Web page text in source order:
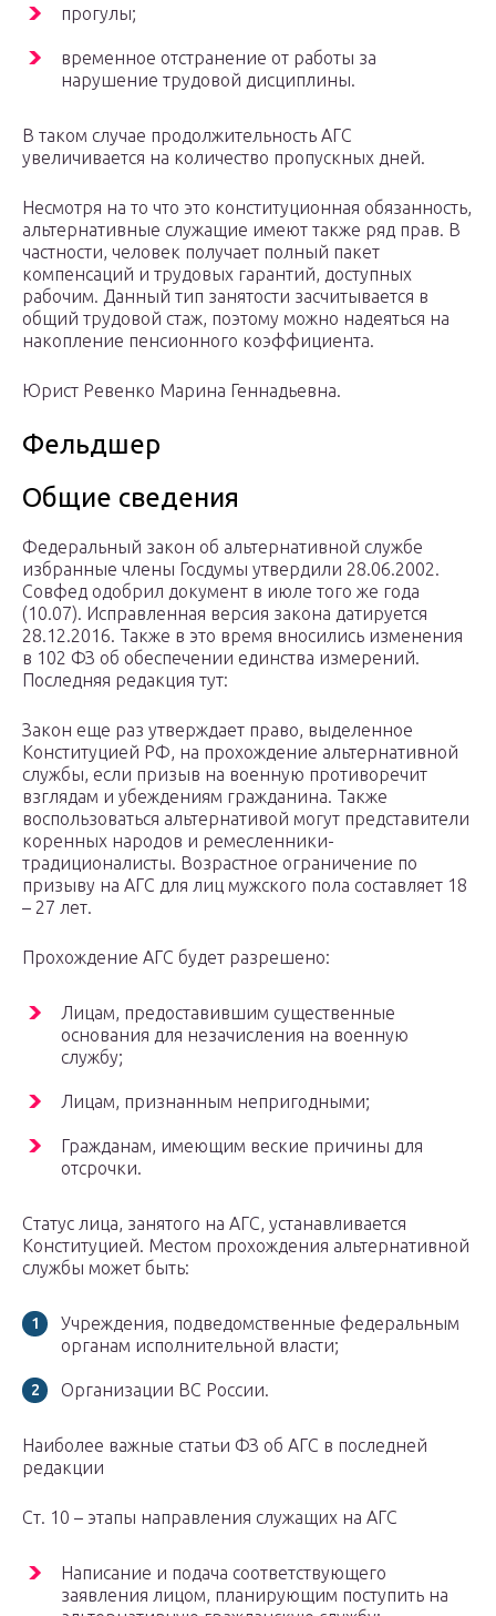
прогулы;
временное отстранение от работы за
нарушение трудовой дисциплины.
В таком случае продолжительность АГС
увеличивается на количество пропускных дней.
Несмотря на то что это конституционная обязанность,
альтернативные служащие имеют также ряд прав. В
частности, человек получает полный пакет
компенсаций и трудовых гарантий, доступных
рабочим. Данный тип занятости засчитывается в
общий трудовой стаж, поэтому можно надеяться на
накопление пенсионного коэффициента.
Юрист Ревенко Марина Геннадьевна.
Фельдшер
Общие сведения
Федеральный закон об альтернативной службе
избранные члены Госдумы утвердили 28.06.2002.
Совфед одобрил документ в июле того же года
(10.07). Исправленная версия закона датируется
28.12.2016. Также в это время вносились изменения
в 102 ФЗ об обеспечении единства измерений.
Последняя редакция тут:
Закон еще раз утверждает право, выделенное
Конституцией РФ, на прохождение альтернативной
службы, если призыв на военную противоречит
взглядам и убеждениям гражданина. Также
воспользоваться альтернативой могут представители
коренных народов и ремесленники-
традиционалисты. Возрастное ограничение по
призыву на АГС для лиц мужского пола составляет 18
– 27 лет.
Прохождение АГС будет разрешено:
Лицам, предоставившим существенные
основания для незачисления на военную
службу;
Лицам, признанным непригодными;
Гражданам, имеющим веские причины для
отсрочки.
Статус лица, занятого на АГС, устанавливается
Конституцией. Местом прохождения альтернативной
службы может быть:
Учреждения, подведомственные федеральным
органам исполнительной власти;
Организации ВС России.
Наиболее важные статьи ФЗ об АГС в последней
редакции
Ст. 10 – этапы направления служащих на АГС
Написание и подача соответствующего
заявления лицом, планирующим поступить на